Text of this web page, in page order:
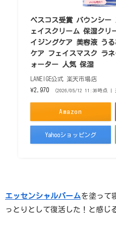
ベスコス受賞 バウンシー
ェイスクリーム 保湿クリ
イジングケア 美容液 う
ケア フェイスマスク ラ
ォーター 人気 保湿
LANEIGE公式 楽天市場店
¥2,970
（2026/05/12 11:36時点 |
Amazon
Yahooショッピング
エッセンシャルバームを塗って
っとりとして復活した！と感じ